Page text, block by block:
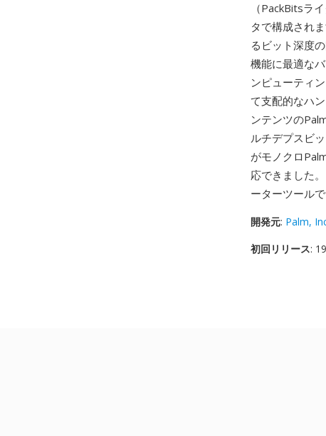
（PackBitsラ
タで構成され
るビット深度
機能に最適な
ンピューティ
て支配的なハ
ンテンツの
ルチデプスビ
がモノクロ
応できました
ーターツール
開発元: Palm,
初回リリース: